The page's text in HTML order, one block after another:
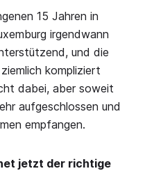
15 Jahren in
irgendwann
und die
kompliziert
dabei, aber soweit
aufgeschlossen und
empfangen.
jetzt der richtige